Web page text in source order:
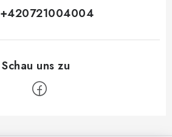
+420721004004